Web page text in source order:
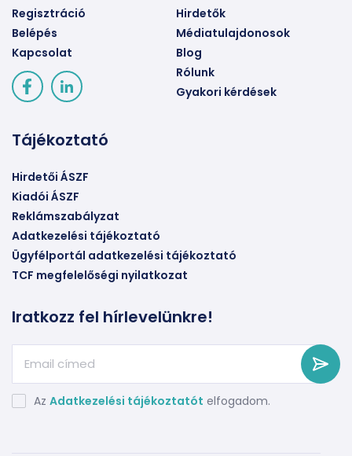
Regisztráció
Belépés
Kapcsolat
Hirdetők
Médiatulajdonosok
Blog
Rólunk
Gyakori kérdések
Tájékoztató
Hirdetői ÁSZF
Kiadói ÁSZF
Reklámszabályzat
Adatkezelési tájékoztató
Ügyfélportál adatkezelési tájékoztató
TCF megfelelőségi nyilatkozat
Iratkozz fel hírlevelünkre!
Az Adatkezelési tájékoztatót elfogadom.